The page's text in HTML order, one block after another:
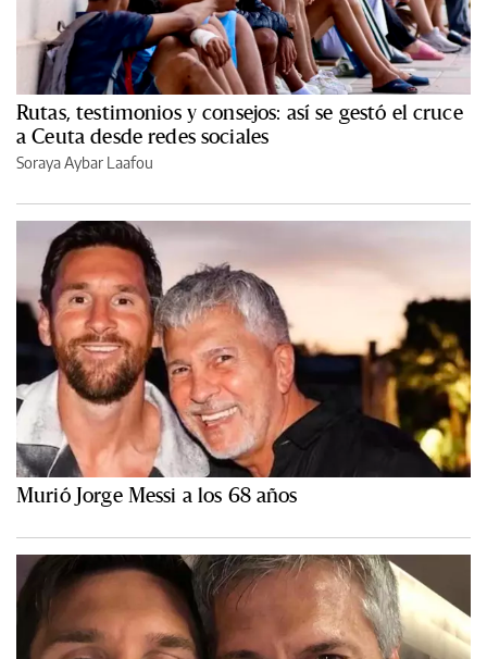
Rutas, testimonios y consejos: así se gestó el cruce
a Ceuta desde redes sociales
Soraya Aybar Laafou
Murió Jorge Messi a los 68 años